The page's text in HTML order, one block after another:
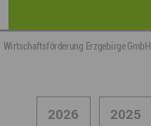
Wirtschaftsförderung Erzgebirge GmbH
2026 2025